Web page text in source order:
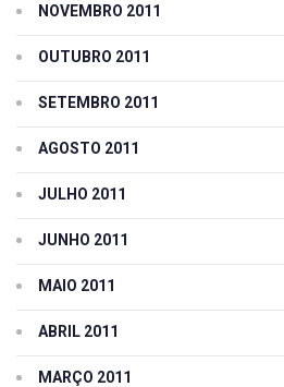
NOVEMBRO 2011
OUTUBRO 2011
SETEMBRO 2011
AGOSTO 2011
JULHO 2011
JUNHO 2011
MAIO 2011
ABRIL 2011
MARÇO 2011